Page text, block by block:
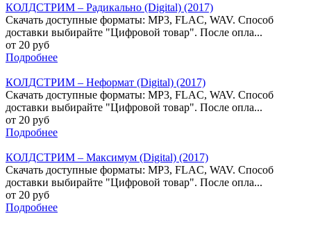
КОЛДСТРИМ – Радикально (Digital) (2017)
Скачать доступные форматы: MP3, FLAC, WAV. Способ
доставки выбирайте "Цифровой товар". После опла...
от 20 руб
Подробнее
КОЛДСТРИМ – Неформат (Digital) (2017)
Скачать доступные форматы: MP3, FLAC, WAV. Способ
доставки выбирайте "Цифровой товар". После опла...
от 20 руб
Подробнее
КОЛДСТРИМ – Максимум (Digital) (2017)
Скачать доступные форматы: MP3, FLAC, WAV. Способ
доставки выбирайте "Цифровой товар". После опла...
от 20 руб
Подробнее